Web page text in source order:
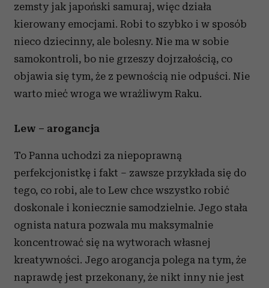
zemsty jak japoński samuraj, więc działa
kierowany emocjami. Robi to szybko i w sposób
nieco dziecinny, ale bolesny. Nie ma w sobie
samokontroli, bo nie grzeszy dojrzałością, co
objawia się tym, że z pewnością nie odpuści. Nie
warto mieć wroga we wrażliwym Raku.
Lew – arogancja
To Panna uchodzi za niepoprawną
perfekcjonistkę i fakt – zawsze przykłada się do
tego, co robi, ale to Lew chce wszystko robić
doskonale i koniecznie samodzielnie. Jego stała
ognista natura pozwala mu maksymalnie
koncentrować się na wytworach własnej
kreatywności. Jego arogancja polega na tym, że
naprawdę jest przekonany, że nikt inny nie jest